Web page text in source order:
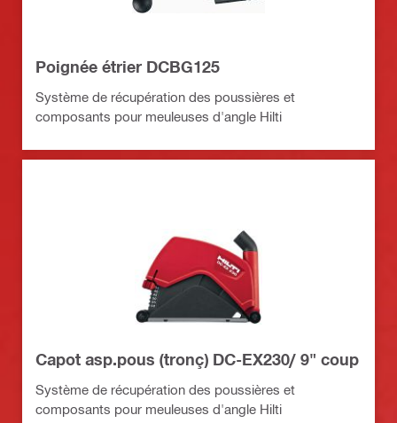
Poignée étrier DCBG125
Système de récupération des poussières et
composants pour meuleuses d'angle Hilti
Capot asp.pous (tronç) DC-EX230/ 9" coup
Système de récupération des poussières et
composants pour meuleuses d'angle Hilti